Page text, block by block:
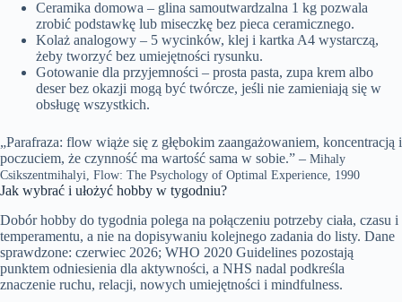
Ceramika domowa – glina samoutwardzalna 1 kg pozwala
zrobić podstawkę lub miseczkę bez pieca ceramicznego.
Kolaż analogowy – 5 wycinków, klej i kartka A4 wystarczą,
żeby tworzyć bez umiejętności rysunku.
Gotowanie dla przyjemności – prosta pasta, zupa krem albo
deser bez okazji mogą być twórcze, jeśli nie zamieniają się w
obsługę wszystkich.
„Parafraza: flow wiąże się z głębokim zaangażowaniem, koncentracją i
poczuciem, że czynność ma wartość sama w sobie.” – Mihaly
Csikszentmihalyi, Flow: The Psychology of Optimal Experience, 1990
Jak wybrać i ułożyć hobby w tygodniu?
Dobór hobby do tygodnia polega na połączeniu potrzeby ciała, czasu i
temperamentu, a nie na dopisywaniu kolejnego zadania do listy. Dane
sprawdzone: czerwiec 2026; WHO 2020 Guidelines pozostają
punktem odniesienia dla aktywności, a NHS nadal podkreśla
znaczenie ruchu, relacji, nowych umiejętności i mindfulness.